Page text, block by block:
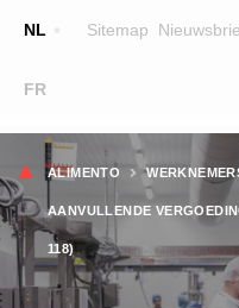
NL
FR
Sitemap
Main
navigation
OPLEIDINGEN
LESGEVERS
WIE ZIJN WE
TEAM
ZOEK
Kruimelpad
ALIMENTO
AANVULLENDE
118)